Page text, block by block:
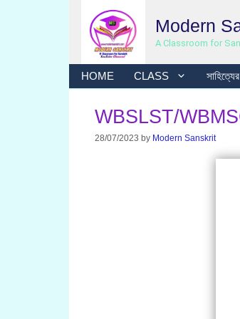
Modern
A Classroom for
HOME CLASS
WBSLST/
28/07/2023 by Modern Sanskrit